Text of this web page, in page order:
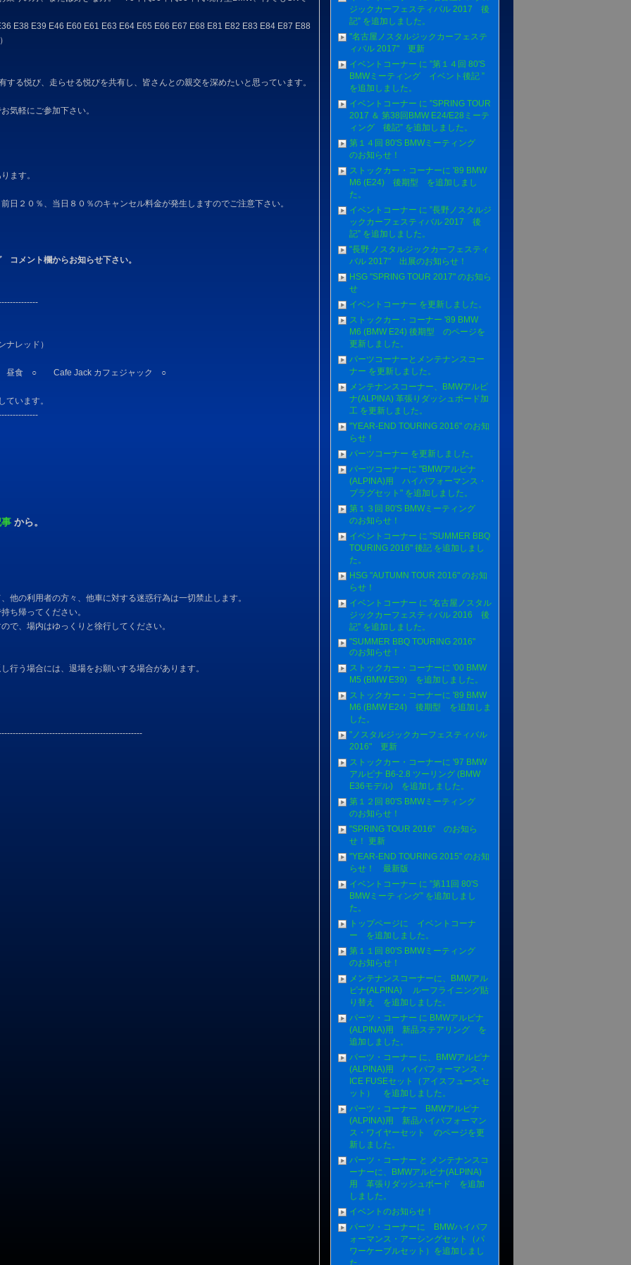
E38 E39 E46 E60 E61 E63 E64 E65 E66 E67 E68 E81 E82 E83 E84 E87 E88
る悦び、走らせる悦びを共有し、皆さんとの親交を深めたいと思っています。
気軽にご参加下さい。
ます。
２０％、当日８０％のキャンセル料金が発生しますのでご注意下さい。
メント欄からお知らせ下さい。
レッド）
昼食 ○ Cafe Jack カフェジャック ○
います。
から。
他の利用者の方々、他車に対する迷惑行為は一切禁止します。
ち帰ってください。
で、場内はゆっくりと徐行してください。
行う場合には、退場をお願いする場合があります。
ジックカーフェスティバル 2017 後
記” を追加しました。
"名古屋ノスタルジックカーフェステ
ィバル 2017" 更新
イベントコーナー に ”第１４回 80'S
BMWミーティング イベント後記 ”
を追加しました。
イベントコーナー に ”SPRING TOUR
2017 ＆ 第38回BMW E24/E28ミーテ
ィング 後記” を追加しました。
第１４回 80'S BMWミーティング
のお知らせ！
ストックカー・コーナーに '89 BMW
M6 (E24) 後期型 を追加しまし
た。
イベントコーナー に ”長野ノスタルジ
ックカーフェスティバル 2017 後
記” を追加しました。
"長野 ノスタルジックカーフェスティ
バル 2017" 出展のお知らせ！
HSG "SPRING TOUR 2017" のお知ら
せ
イベントコーナー を更新しました。
ストックカー・コーナー '89 BMW
M6 (BMW E24) 後期型 のページを
更新しました。
パーツコーナーとメンテナンスコー
ナー を更新しました。
メンテナンスコーナー、BMWアルピ
ナ(ALPINA) 革張りダッシュボード加
工 を更新しました。
"YEAR-END TOURING 2016" のお知
らせ！
パーツコーナー を更新しました。
パーツコーナーに "BMWアルピナ
(ALPINA)用 ハイパフォーマンス・
プラグセット" を追加しました。
第１３回 80'S BMWミーティング
のお知らせ！
イベントコーナー に "SUMMER BBQ
TOURING 2016" 後記 を追加しまし
た。
HSG "AUTUMN TOUR 2016" のお知
らせ！
イベントコーナー に ”名古屋ノスタル
ジックカーフェスティバル 2016 後
記” を追加しました。
"SUMMER BBQ TOURING 2016"
のお知らせ！
ストックカー・コーナーに '00 BMW
M5 (BMW E39) を追加しました。
ストックカー・コーナーに '89 BMW
M6 (BMW E24) 後期型 を追加しま
した。
"ノスタルジックカーフェスティバル
2016" 更新
ストックカー・コーナーに '97 BMW
アルピナ B6-2.8 ツーリング (BMW
E36モデル) を追加しました。
第１２回 80'S BMWミーティング
のお知らせ！
"SPRING TOUR 2016" のお知ら
せ！ 更新
"YEAR-END TOURING 2015" のお知
らせ！ 最新版
イベントコーナー に ”第11回 80'S
BMWミーティング” を追加しまし
た。
トップページに イベントコーナ
ー を追加しました。
第１１回 80'S BMWミーティング
のお知らせ！
メンテナンスコーナーに、BMWアル
ピナ(ALPINA) ルーフライニング貼
り替え を追加しました。
パーツ・コーナー に BMWアルピナ
(ALPINA)用 新品ステアリング を
追加しました。
パーツ・コーナー に、BMWアルピナ
(ALPINA)用 ハイパフォーマンス・
ICE FUSEセット（アイスフューズセ
ット） を追加しました。
パーツ・コーナー BMWアルピナ
(ALPINA)用 新品ハイパフォーマン
ス・ワイヤーセット のページを更
新しました。
パーツ・コーナー と メンテナンスコ
ーナーに、BMWアルピナ(ALPINA)
用 革張りダッシュボード を追加
しました。
イベントのお知らせ！
パーツ・コーナーに BMWハイパフ
ォーマンス・アーシングセット（パ
ワーケーブルセット）を追加しまし
た。